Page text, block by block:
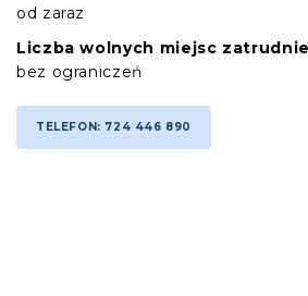
od zaraz
Liczba wolnych miejsc
bez ograniczeń
TELEFON: 724 446 890